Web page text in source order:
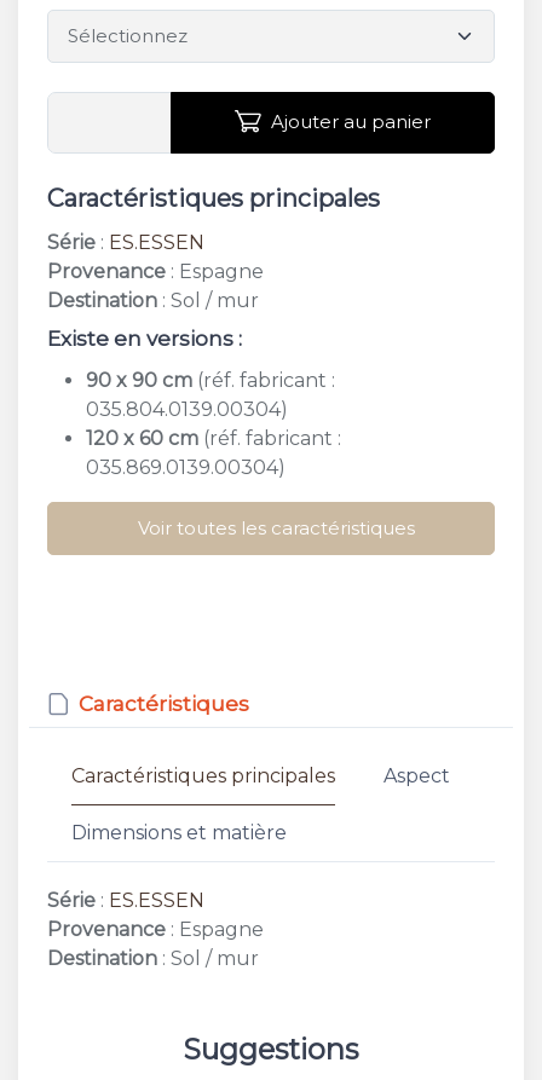
Ajouter au panier
Caractéristiques principales
Série : ES.ESSEN
Provenance : Espagne
Destination : Sol / mur
Existe en versions :
90 x 90 cm (réf. fabricant :
035.804.0139.00304)
120 x 60 cm (réf. fabricant :
035.869.0139.00304)
Voir toutes les caractéristiques
Caractéristiques
Caractéristiques principales Aspect
Dimensions et matière
Série : ES.ESSEN
Provenance : Espagne
Destination : Sol / mur
Suggestions